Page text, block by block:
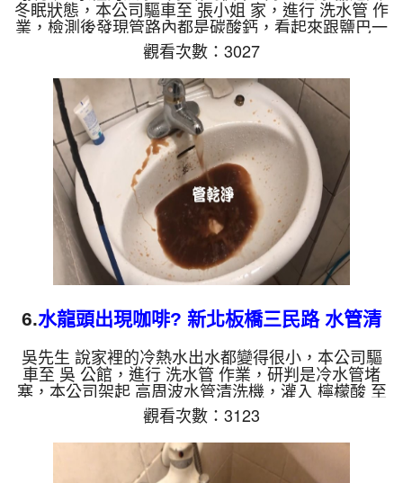
冬眠狀態，本公司驅車至 張小姐 家，進行 洗水管 作
業，檢測後發現管路內都是碳酸鈣，看起來跟鹽巴一
樣，本公司架起 高周波水管清洗機，灌入 檸檬酸 至
管路裡面，等了約15分，開啟 水管清洗機 ，啟動 螺
旋波 模式，一洗水管就噴棕色髒水，越洗就越髒，
還掉出一公分鐵鏽，如下圖片影片，兩個多小時後，
水管洗乾淨熱水量也恢復了!! 如是自來水，如水管老
化，會產生鐵鏽跟泥沙堆積，洗出來的水就會是咖啡
色，地下水含有氧化錳，管壁上會結成黑色管垢，洗
出來的水會跟石...
觀看次數：3027
6.水龍頭出現咖啡? 新北板橋三民路 水管清
洗
吳先生 說家裡的冷熱水出水都變得很小，本公司驅
車至 吳 公館，進行 洗水管 作業，研判是冷水管堵
塞，本公司架起 高周波水管清洗機，灌入 檸檬酸 至
管路裡面，等了約15分，開啟 水管清洗機 ，啟動 螺
旋波 模式，一洗水管就噴棕色髒水，髒水越洗就越
髒，如下圖片影片，兩個多小時後，管路清洗乾淨出
水量也恢復了!! 如是自來水，如水管老化，會產生鐵
鏽跟泥沙堆積，洗出來的水就會是咖啡色，地下水含
觀看次數：3123